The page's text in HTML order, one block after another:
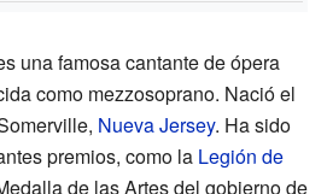
una famosa cantante de ópera
como mezzosoprano. Nació el
Nueva Jersey. Ha sido
premios, como la Legión de
de las Artes del gobierno de